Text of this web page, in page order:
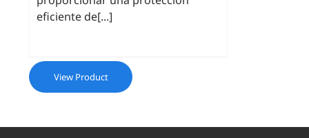
eficiente de[...]
View Product